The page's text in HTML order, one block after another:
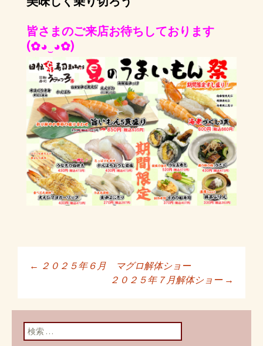
皆さまのご来店お待ちしております
(✿◕‿◕✿)
投稿ナビゲーショ
ン
← ２０２５年６月 マグロ解体ショー
２０２５年７月解体ショー →
検索: